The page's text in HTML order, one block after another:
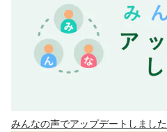
みんなの声でアップデートしました